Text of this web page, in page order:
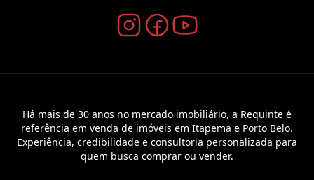
Há mais de 30 anos no mercado imobiliário, a Requinte é
referência em venda de imóveis em Itapema e Porto Belo.
Experiência, credibilidade e consultoria personalizada para
quem busca comprar ou vender.